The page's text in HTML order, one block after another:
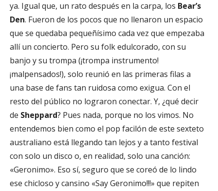
ya. Igual que, un rato después en la carpa, los Bear’s
Den. Fueron de los pocos que no llenaron un espacio
que se quedaba pequeñísimo cada vez que empezaba
allí un concierto. Pero su folk edulcorado, con su
banjo y su trompa (¡trompa instrumento!
¡malpensados!), solo reunió en las primeras filas a
una base de fans tan ruidosa como exigua. Con el
resto del público no lograron conectar. Y, ¿qué decir
de Sheppard? Pues nada, porque no los vimos. No
entendemos bien como el pop facilón de este sexteto
australiano está llegando tan lejos y a tanto festival
con solo un disco o, en realidad, solo una canción:
«Geronimo». Eso sí, seguro que se coreó de lo lindo
ese chicloso y cansino «Say Geronimo!!!» que repiten